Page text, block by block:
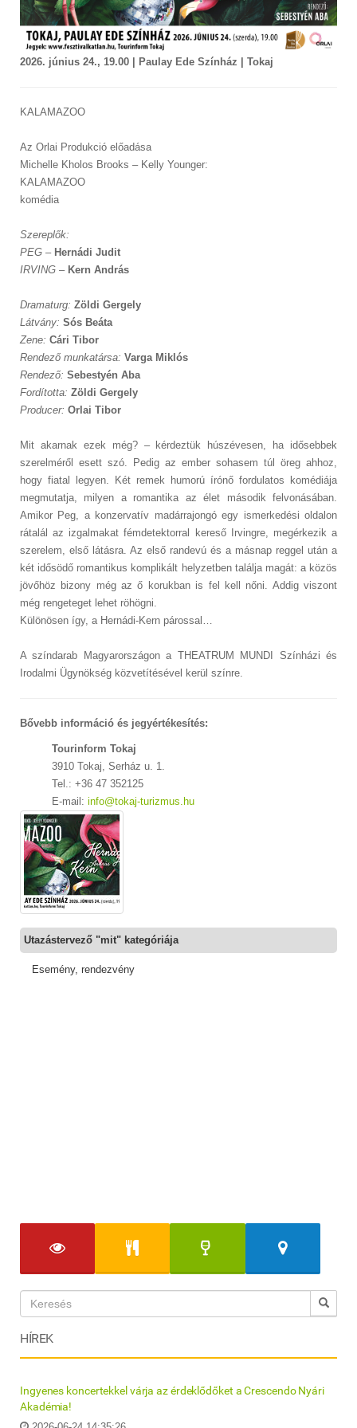
2026. június 24., 19.00 | Paulay Ede Színház | Tokaj
KALAMAZOO
Az Orlai Produkció előadása
Michelle Kholos Brooks – Kelly Younger:
KALAMAZOO
komédia
Szereplők:
PEG – Hernádi Judit
IRVING – Kern András
Dramaturg: Zöldi Gergely
Látvány: Sós Beáta
Zene: Cári Tibor
Rendező munkatársa: Varga Miklós
Rendező: Sebestyén Aba
Fordította: Zöldi Gergely
Producer: Orlai Tibor
Mit akarnak ezek még? – kérdeztük húszévesen, ha idősebbek
szerelméről esett szó. Pedig az ember sohasem túl öreg ahhoz,
hogy fiatal legyen. Két remek humorú írónő fordulatos komédiája
megmutatja, milyen a romantika az élet második felvonásában.
Amikor Peg, a konzervatív madárrajongó egy ismerkedési oldalon
rátalál az izgalmakat fémdetektorral kereső Irvingre, megérkezik a
szerelem, első látásra. Az első randevú és a másnap reggel után a
két idősödő romantikus komplikált helyzetben találja magát: a közös
jövőhöz bizony még az ő korukban is fel kell nőni. Addig viszont
még rengeteget lehet röhögni.
Különösen így, a Hernádi-Kern párossal…
A színdarab Magyarországon a THEATRUM MUNDI Színházi és
Irodalmi Ügynökség közvetítésével kerül színre.
Bővebb információ és jegyértékesítés:
Tourinform Tokaj
3910 Tokaj, Serház u. 1.
Tel.: +36 47 352125
E-mail: info@tokaj-turizmus.hu
Utazástervező "mit" kategóriája
Esemény, rendezvény
HÍREK
Ingyenes koncertekkel várja az érdeklődőket a Crescendo Nyári
Akadémia!